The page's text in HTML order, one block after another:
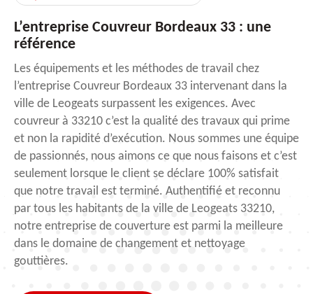
L’entreprise Couvreur Bordeaux 33 : une
référence
Les équipements et les méthodes de travail chez
l’entreprise Couvreur Bordeaux 33 intervenant dans la
ville de Leogeats surpassent les exigences. Avec
couvreur à 33210 c’est la qualité des travaux qui prime
et non la rapidité d’exécution. Nous sommes une équipe
de passionnés, nous aimons ce que nous faisons et c’est
seulement lorsque le client se déclare 100% satisfait
que notre travail est terminé. Authentifié et reconnu
par tous les habitants de la ville de Leogeats 33210,
notre entreprise de couverture est parmi la meilleure
dans le domaine de changement et nettoyage
gouttières.